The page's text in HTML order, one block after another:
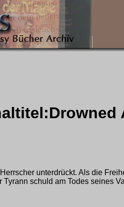
unterdrückt. Als die
schuld am Todes seines